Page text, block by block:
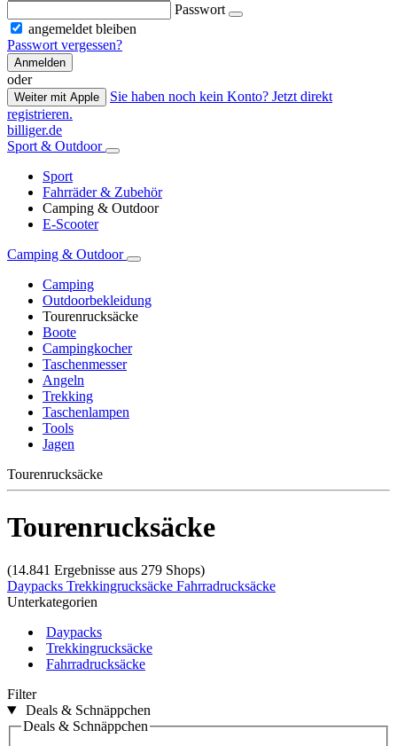
Passwort
angemeldet bleiben
Passwort vergessen?
Anmelden
oder
Weiter mit Apple
Sie haben noch kein Konto? Jetzt direkt
registrieren.
billiger.de
Sport & Outdoor
Sport
Fahrräder & Zubehör
Camping & Outdoor
E-Scooter
Camping & Outdoor
Camping
Outdoorbekleidung
Tourenrucksäcke
Boote
Campingkocher
Taschenmesser
Angeln
Trekking
Taschenlampen
Tools
Jagen
Tourenrucksäcke
Tourenrucksäcke
(14.841 Ergebnisse aus 279 Shops)
Daypacks Trekkingrucksäcke Fahrradrucksäcke
Unterkategorien
Daypacks
Trekkingrucksäcke
Fahrradrucksäcke
Filter
Deals & Schnäppchen
Deals & Schnäppchen